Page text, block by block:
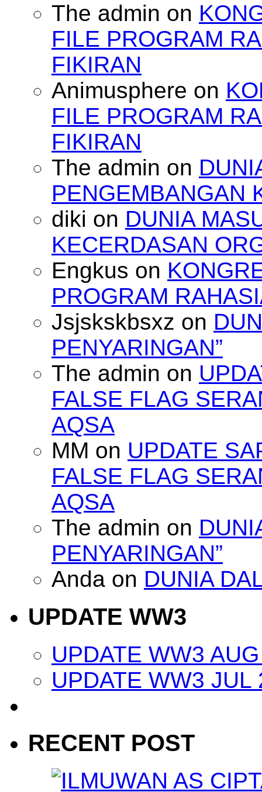
The admin on
FILE PROGRAM
FIKIRAN
Animusphere on
FILE PROGRAM
FIKIRAN
The admin on
PENGEMBANGAN
diki on DUNIA
KECERDASAN
Engkus on
PROGRAM
Jsjskskbsxz on
PENYARINGAN”
The admin on
FALSE FLAG
AQSA
MM on UPDATE
FALSE FLAG
AQSA
The admin on
PENYARINGAN”
Anda on DUNIA
UPDATE WW3
UPDATE WW3
UPDATE WW3 JUL
RECENT POST